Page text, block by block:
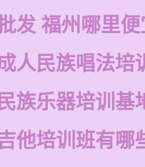
发 福州哪里
人民族唱法培
族乐器培训基
他培训班有哪